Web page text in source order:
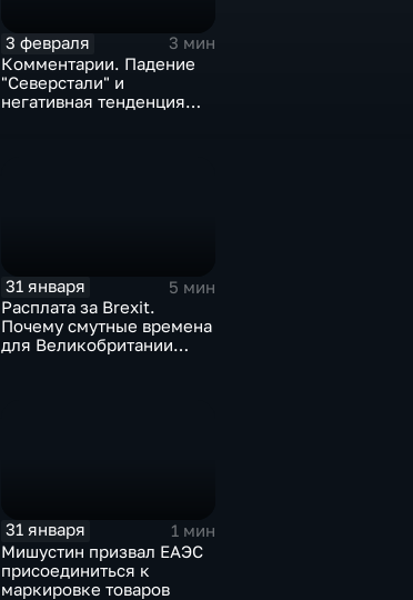
3 февраля
3 мин
Комментарии. Падение
"Северстали" и
негативная тенденция
31 января
5 мин
Расплата за Brexit.
Почему смутные времена
для Великобритании
31 января
1 мин
Мишустин призвал ЕАЭС
присоединиться к
маркировке товаров